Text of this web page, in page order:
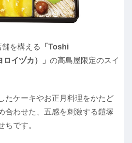
を構える
「Toshi
イヅカ）」 の高島屋限定のスイ
たケーキやお正月料理をかたど
合わせた、五感を刺激する鎧塚
ちです。